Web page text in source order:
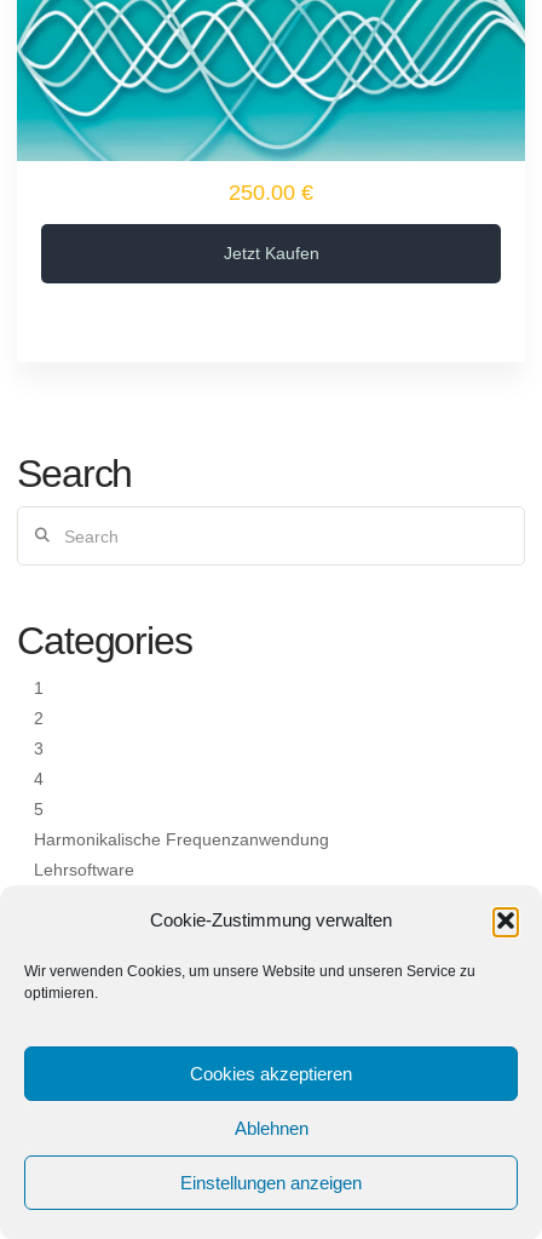
Cookie-Zustimmung verwalten
Wir verwenden Cookies, um unsere Website und unseren Service zu
optimieren.
Cookies akzeptieren
Ablehnen
Einstellungen anzeigen
250.00 €
Jetzt Kaufen
Search
Categories
1
2
3
4
5
Harmonikalische Frequenzanwendung
Lehrsoftware
Veröffentlichungen
COOKIE-RICHTLINIE
DATENSCHUTZERKLÄRUNG
FACEBOOK